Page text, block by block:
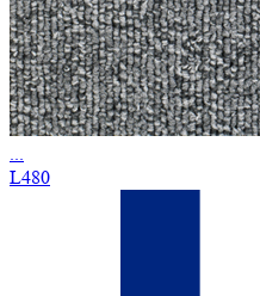
...
L480